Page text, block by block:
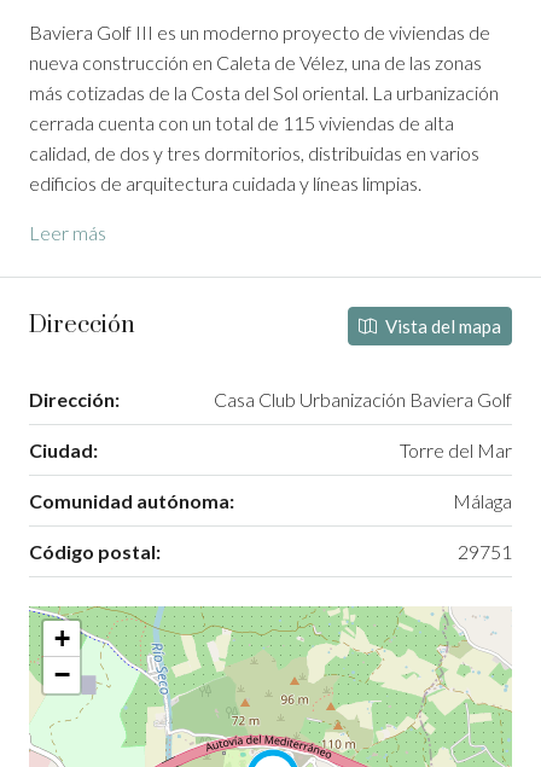
Baviera Golf III es un moderno proyecto de viviendas de
nueva construcción en Caleta de Vélez, una de las zonas
más cotizadas de la Costa del Sol oriental. La urbanización
cerrada cuenta con un total de 115 viviendas de alta
calidad, de dos y tres dormitorios, distribuidas en varios
edificios de arquitectura cuidada y líneas limpias.
Leer más
Dirección Vista del mapa
Dirección: Casa Club Urbanización Baviera Golf
Ciudad: Torre del Mar
Comunidad autónoma: Málaga
Código postal: 29751
+
−